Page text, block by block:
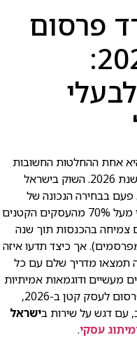
פרסום
לעסק קטן ב-2026:
אחת ההחלטות החשובות
ביותר שכל בעל עסק קטן עומד בפניה בשנת 2026. השוק בישראל
פעם בבחירה הנכונה של
משרד פרסום. נתונים עדכניים מראים כי מעל 70% מהעסקים הקטנים
צמיחה בהכנסות תוך שנה
אך כיצד תדעו איזה
תמצאו מדריך שלם עם כל
מעשיים ודוגמאות אמיתיות
מהשטח. בואו ללמוד איך לבחור משרד פרסום לעסק קטן ב-2026,
עם דגש על שירות בישראל
עסקי.